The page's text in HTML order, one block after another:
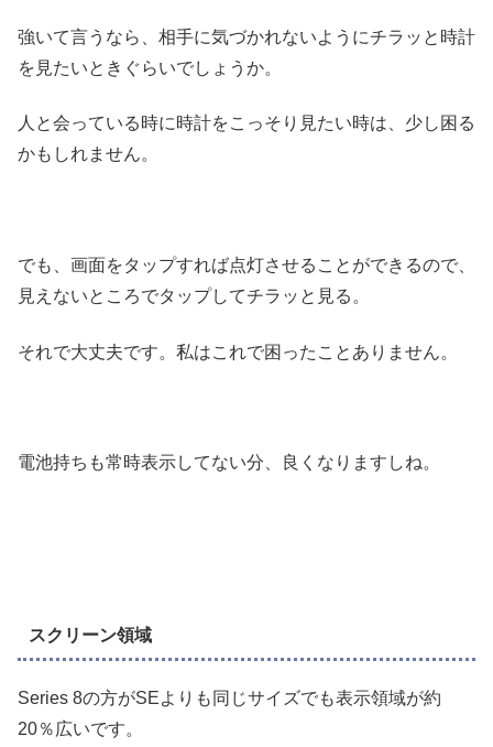
強いて言うなら、相手に気づかれないようにチラッと時計
を見たいときぐらいでしょうか。
人と会っている時に時計をこっそり見たい時は、少し困る
かもしれません。
でも、画面をタップすれば点灯させることができるので、
見えないところでタップしてチラッと見る。
それで大丈夫です。私はこれで困ったことありません。
電池持ちも常時表示してない分、良くなりますしね。
スクリーン領域
Series 8の方がSEよりも同じサイズでも表示領域が約
20％広いです。